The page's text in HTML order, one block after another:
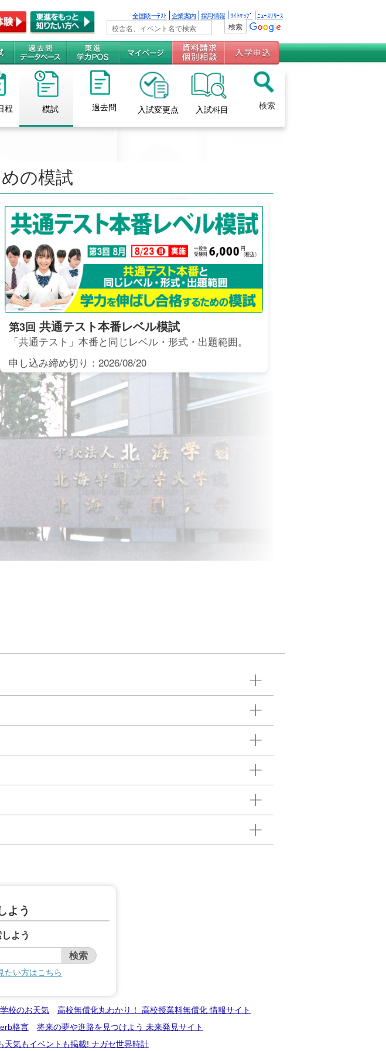
全国統一ﾃｽﾄ 企業案内 採用情報 ｻｲﾄﾏｯﾌﾟ ﾆｭｰｽﾘﾘｰｽ
程 模試 過去問 入試変更点 入試科目 検索
の模試
第3回 共通テスト本番レベル模試
「共通テスト」本番と同じレベル・形式・出題範囲。
申し込み締め切り：2026/08/20
よう
よう
たい方はこちら
校のお天気
高校無償化丸わかり！ 高校授業料無償化 情報サイト
格言
将来の夢や進路を見つけよう 未来発見サイト
天気もイベントも掲載! ナガセ世界時計